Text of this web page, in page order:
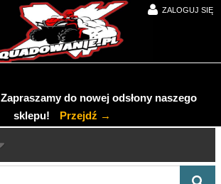
ZALOGUJ SIĘ
Zapraszamy do nowej odsłony naszego
sklepu!
Przejdź →